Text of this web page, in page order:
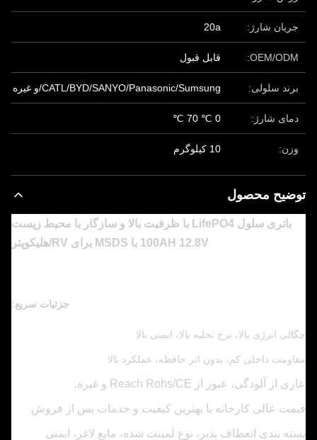
جریان شارژ: 20a
OEM/ODM: قابل قبول
برند سلولی: CATL/BYD/SANYO/Panasonic/Sumsung/و غیره
دمای شارژ: 0 ℃ 70 ℃
وزن: 10 کیلوگرم
توضیح محصول
باتری سلول LifePO4 با ظرفیت بالا و سازگار با محیط زیست
100AH 12.8V با MSDS برای RV/هلیکوپتر
جزئیات سریع:
چگالی انرژی بالا، نرخ تخلیه بالا، ایمنی بالا
مقاومت داخلی کم، بدون اثر حافظه، عملکرد بالا
عاری از آلودگی، عبور از Reach Rohs/CE و غیره.
قیمت عالی کارخانه با بهترین کیفیت و خدمات پس از فروش
بسته بندی انعطاف پذیر، نوع لمینت شده، مایع لاغر، ایمنی